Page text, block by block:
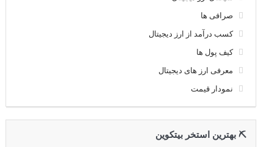
صرافی ها
کسب درآمد از ارز دیجیتال
کیف پول ها
معرفی ارز های دیجیتال
نمودار قیمت
⛏ بهترین استخر بیتکوین